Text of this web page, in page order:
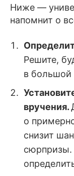
Ниже —
напомнит о
Решите,
в большой
вручения.
о
снизит
сюрпризы.